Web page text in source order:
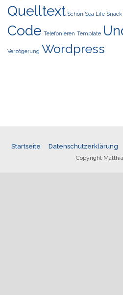
Quelltext Schön Sea Life Snack
Code Telefonieren Template
Verzögerung Wordpress
Startseite Datenschutzerklärung
Copyright